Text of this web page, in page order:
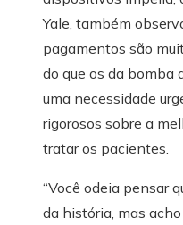
Yale, também
pagamentos são
do que os da bomba
uma necessidade
rigorosos sobre a
tratar os pacientes.
“Você odeia pensar
da história, mas